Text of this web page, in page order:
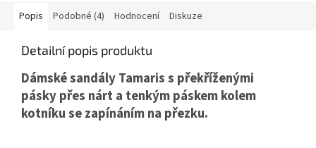
Popis Podobné (4) Hodnocení Diskuze
Detailní popis produktu
Dámské sandály Tamaris s překříženými
páskypřes nárt a tenkým páskem kolem
kotníku se zapínáním na přezku.